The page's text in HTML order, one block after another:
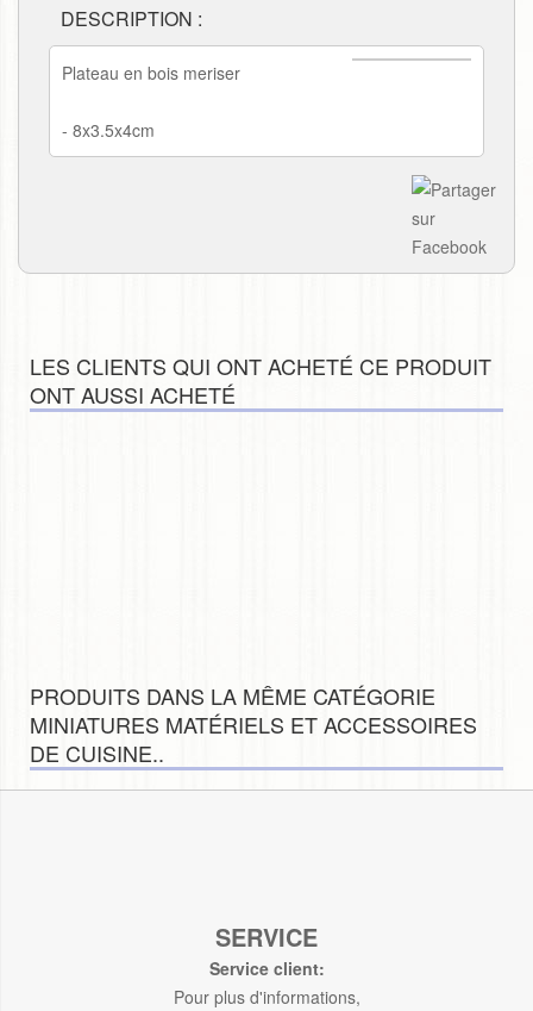
DESCRIPTION :
Plateau en bois meriser
- 8x3.5x4cm
LES CLIENTS QUI ONT ACHETÉ CE PRODUIT
ONT AUSSI ACHETÉ
PRODUITS DANS LA MÊME CATÉGORIE
MINIATURES MATÉRIELS ET ACCESSOIRES
DE CUISINE..
SERVICE
Service client:
Pour plus d'informations,